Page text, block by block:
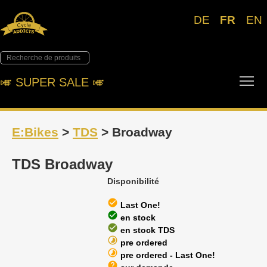
DE FR EN
🎺︎ SUPER SALE 🎺︎
E:Bikes > TDS > Broadway
TDS Broadway
Disponibilité
check_circle Last One!
check_circle en stock
check_circle en stock TDS
timelapse pre ordered
timelapse pre ordered - Last One!